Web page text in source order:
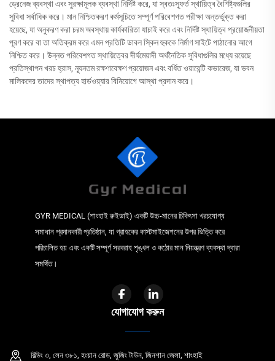
ড্রেনেজ ব্যবস্থা এবং সুরক্ষামূলক ব্যবস্থা নির্দিষ্ট করে, যা স্বতঃস্ফূর্ত স্থায়িত্ব বৈশিষ্ট্যগুলির
সুবিধা সর্বাধিক করে। মান নিশ্চিতকরণ কর্মসূচিতে সম্পূর্ণ পরিবেশগত পরীক্ষা অন্তর্ভুক্ত করা
হয়েছে, যা অনুকরণ করা চরম অবস্থায় কার্যকারিতা যাচাই করে এবং নির্দিষ্ট স্থায়িত্ব প্রয়োজনীয়তা
পূরণ করে বা তা অতিক্রম করে এমন প্রতিটি ডাবল স্কিন হুককে নির্মাণ সাইটে পাঠানোর আগে
নিশ্চিত করে। উন্নত পরিবেশগত স্থায়িত্বের দীর্ঘমেয়াদী অর্থনৈতিক সুবিধাগুলির মধ্যে রয়েছে
প্রতিস্থাপন খরচ হ্রাস, ন্যূনতম রক্ষণাবেক্ষণ প্রয়োজন এবং বর্ধিত ওয়ারেন্টি কভারেজ, যা ভবন
মালিকদের তাদের স্থাপত্য হার্ডওয়্যার বিনিয়োগে আস্থা প্রদান করে।
GYR MEDICAL (শাংহাই রুইডাই) একটি উচ্চ-মানের চিকিৎসা খরচযোগ্য
সমাধান প্রদানকারী প্রতিষ্ঠান, যা গ্রাহকের কাস্টমাইজেশনের উপর ভিত্তি করে
পরিচালিত হয় এবং একটি সম্পূর্ণ সরবরাহ শৃঙ্খল ও কঠোর মান নিয়ন্ত্রণ ব্যবস্থা দ্বারা
সমর্থিত।
যোগাযোগ করুন
বিল্ডিং ৩, লেন ৩৮১, হংয়ান রোড, জুজিং টাউন, জিনশান জেলা, শাংহাই